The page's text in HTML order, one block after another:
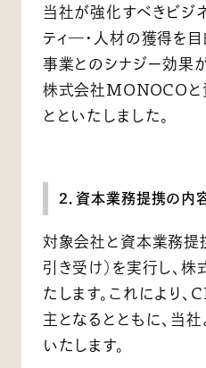
当社が強化すべきビジ
ティ―・人材の獲得を
事業とのシナジー効果
株式会社MONOCOと
とといたしました。
2．資本業務提携の内
対象会社と資本業務提
引き受け）を実行し、
たします。これにより
主となるとともに、当
いたします。